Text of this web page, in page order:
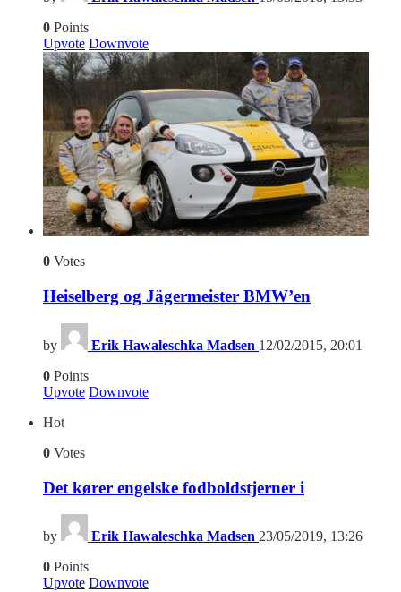
0 Points
Upvote Downvote
0 Votes
Heiselberg og Jägermeister BMW’en
by Erik Hawaleschka Madsen 12/02/2015, 20:01
0 Points
Upvote Downvote
Hot
0 Votes
Det kører engelske fodboldstjerner i
by Erik Hawaleschka Madsen 23/05/2019, 13:26
0 Points
Upvote Downvote